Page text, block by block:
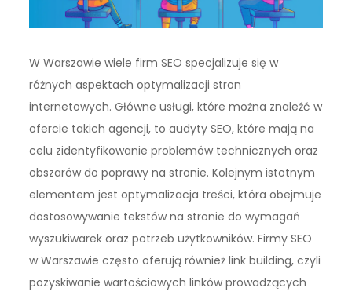
W Warszawie wiele firm SEO specjalizuje się w
różnych aspektach optymalizacji stron
internetowych. Główne usługi, które można znaleźć w
ofercie takich agencji, to audyty SEO, które mają na
celu zidentyfikowanie problemów technicznych oraz
obszarów do poprawy na stronie. Kolejnym istotnym
elementem jest optymalizacja treści, która obejmuje
dostosowywanie tekstów na stronie do wymagań
wyszukiwarek oraz potrzeb użytkowników. Firmy SEO
w Warszawie często oferują również link building, czyli
pozyskiwanie wartościowych linków prowadzących